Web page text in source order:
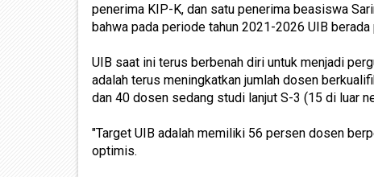
penerima KIP-K, dan satu penerima beasiswa
bahwa pada periode tahun 2021-2026 UIB
UIB saat ini terus berbenah diri untuk menjadi
adalah terus meningkatkan jumlah dosen
dan 40 dosen sedang studi lanjut S-3 (15 di luar
"Target UIB adalah memiliki 56 persen dosen
optimis.